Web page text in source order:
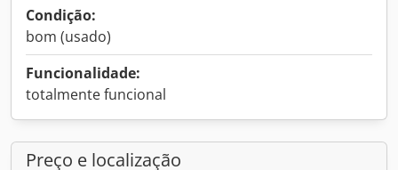
Condição:
bom (usado)
Funcionalidade:
totalmente funcional
Preço e localização